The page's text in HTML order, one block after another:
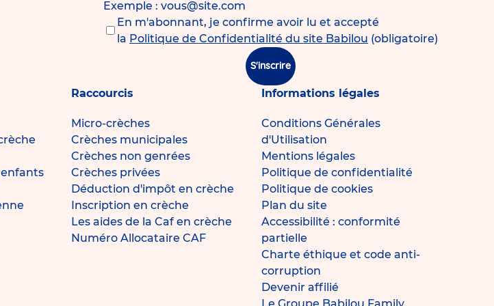
Exemple : vous@site.com
En m'abonnant, je confirme avoir lu et accepté
la Politique de Confidentialité du site Babilou (obligatoire)
S'inscrire
Raccourcis
Micro-crèches
Crèches municipales
Crèches non genrées
Crèches privées
Déduction d'impôt en crèche
Inscription en crèche
Les aides de la Caf en crèche
Numéro Allocataire CAF
Informations légales
Conditions Générales
d'Utilisation
Mentions légales
Politique de confidentialité
Politique de cookies
Plan du site
Accessibilité : conformité
partielle
Charte éthique et code anti-
corruption
Devenir affilié